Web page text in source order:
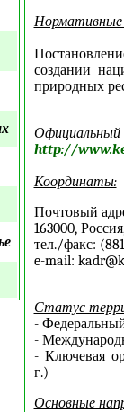
создании
природных
http://
Координаты:
Почтовый
163000,
тел./факс:
e-mail:
Статус
-
-
- Ключевая
г.)
Основные